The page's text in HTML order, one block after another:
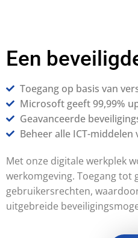
Een
Toegang op basis van
Microsoft geeft 99,99%
Geavanceerde
Beheer alle ICT-
Met onze digitale werkplek
werkomgeving. Toegang tot
gebruikersrechten,
uitgebreide